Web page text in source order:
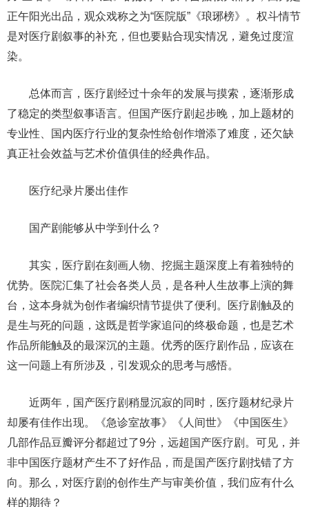
正午阳光出品，观众戏称之为“医院版”《琅琊榜》。权斗情节
是对医疗剧叙事的补充，但也要贴合现实情况，避免过度渲
染。
总体而言，医疗剧经过十余年的发展与摸索，逐渐形成
了稳定的类型叙事语言。但国产医疗剧起步晚，加上题材的
专业性、国内医疗行业的复杂性给创作增添了难度，还欠缺
真正社会效益与艺术价值俱佳的经典作品。
医疗纪录片屡出佳作
国产剧能够从中学到什么？
其实，医疗剧在刻画人物、挖掘主题深度上有着独特的
优势。医院汇集了社会各类人员，是各种人生故事上演的舞
台，这本身就为创作者编织情节提供了便利。医疗剧触及的
是生与死的问题，这既是哲学家追问的终极命题，也是艺术
作品所能触及的最深沉的主题。优秀的医疗剧作品，应该在
这一问题上有所涉及，引发观众的思考与感悟。
近两年，国产医疗剧稍显沉寂的同时，医疗题材纪录片
却屡有佳作出现。《急诊室故事》《人间世》《中国医生》
几部作品豆瓣评分都超过了9分，远超国产医疗剧。可见，并
非中国医疗题材产生不了好作品，而是国产医疗剧找错了方
向。那么，对医疗剧的创作生产与审美价值，我们应有什么
样的期待？